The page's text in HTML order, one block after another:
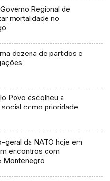
Regional de
mortalidade no
dezena de partidos e
Povo escolheu a
social como prioridade
geral da NATO hoje em
encontros com
Montenegro